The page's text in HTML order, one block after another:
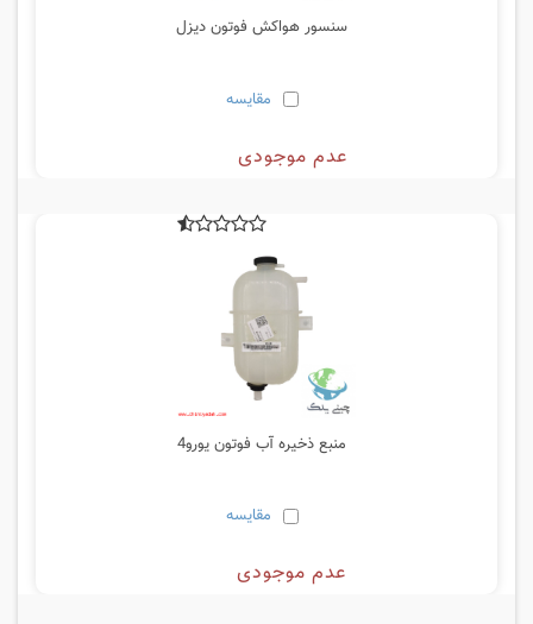
سنسور هواکش فوتون دیزل
مقایسه
عدم موجودی
منبع ذخیره آب فوتون یورو4
مقایسه
عدم موجودی